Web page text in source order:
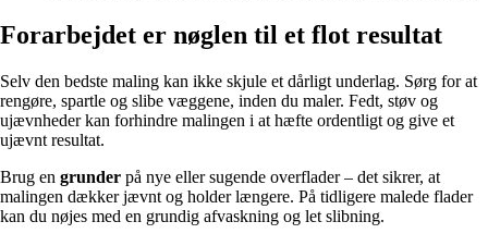
Forarbejdet er nøglen til et flot resultat
Selv den bedste maling kan ikke skjule et dårligt underlag. Sørg for at
rengøre, spartle og slibe væggene, inden du maler. Fedt, støv og
ujævnheder kan forhindre malingen i at hæfte ordentligt og give et
ujævnt resultat.
Brug en grunder på nye eller sugende overflader – det sikrer, at
malingen dækker jævnt og holder længere. På tidligere malede flader
kan du nøjes med en grundig afvaskning og let slibning.